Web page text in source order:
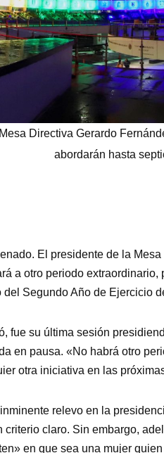
Directiva Gerardo
abordarán hasta
El presidente de la
a otro periodo
Segundo Año de Ejercicio
fue su última sesión
en pausa. «No habrá otro
otra iniciativa en las
relevo en la
criterio claro. Sin embargo,
en que sea una mujer